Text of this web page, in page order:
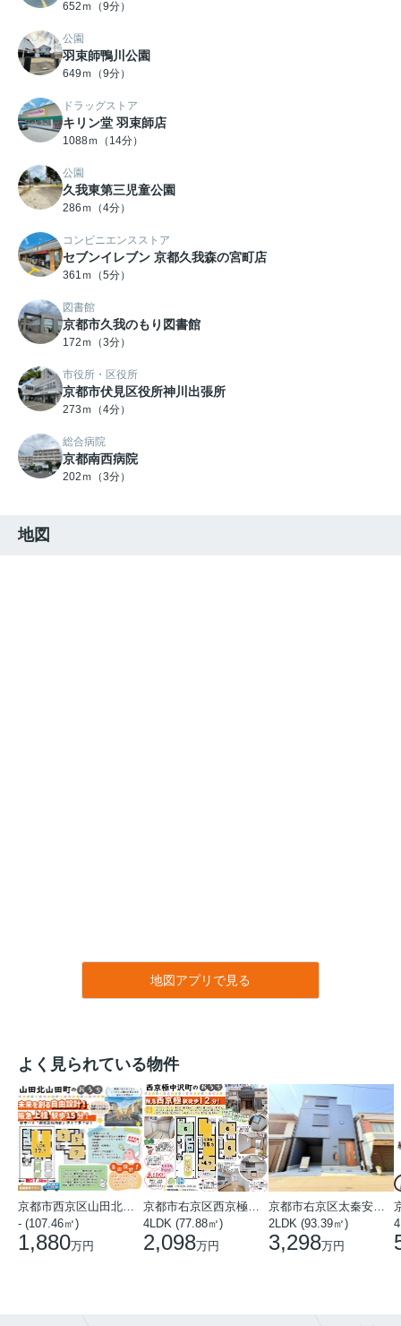
652ｍ（9分）
公園
羽束師鴨川公園
649ｍ（9分）
ドラッグストア
キリン堂 羽束師店
1088ｍ（14分）
公園
久我東第三児童公園
286ｍ（4分）
コンビニエンスストア
セブンイレブン 京都久我森の宮町店
361ｍ（5分）
図書館
京都市久我のもり図書館
172ｍ（3分）
市役所・区役所
京都市伏見区役所神川出張所
273ｍ（4分）
総合病院
京都南西病院
202ｍ（3分）
地図
地図アプリで見る
よく見られている物件
- (107.46㎡)
1,880万円
4LDK (77.88㎡)
2,098万円
2LDK (93.39㎡)
3,298万円